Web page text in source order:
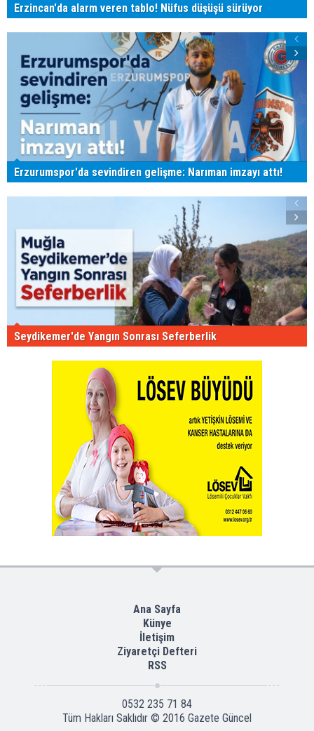
Erzincan'da alarm veren tablo! Nüfus düşüşü sürüyor
Erzurumspor'da sevindiren gelişme: Narıman imzayı attı!
Seydikemer'de Yangın Sonrası Seferberlik
Ana Sayfa
Künye
İletişim
Ziyaretçi Defteri
RSS
0532 235 71 84
Tüm Hakları Saklıdır © 2016 Gazete Güncel